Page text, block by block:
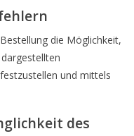
die Möglichkeit,
und mittels
des